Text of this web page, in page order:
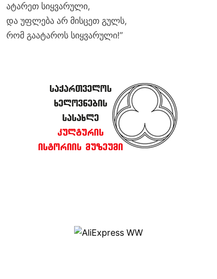
ატარეთ სიყვარული,
და უფლება არ მისცეთ გულს,
რომ გაატაროს სიყვარული!”